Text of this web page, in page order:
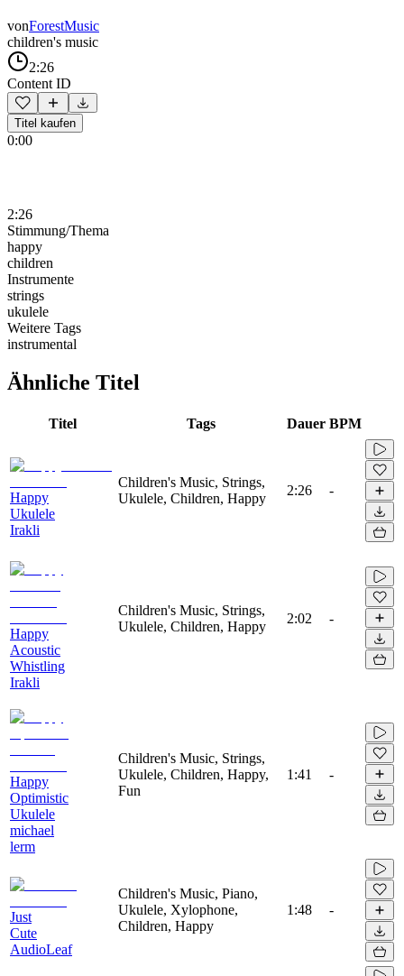
vonForestMusic
children's music
2:26
Content ID
Titel kaufen
0:00
2:26
Stimmung/Thema
happy
children
Instrumente
strings
ukulele
Weitere Tags
instrumental
Ähnliche Titel
Titel Tags Dauer BPM
Happy
Ukulele
Irakli
Children's Music, Strings,
Ukulele, Children, Happy
2:26 -
Happy
Acoustic
Whistling
Irakli
Children's Music, Strings,
Ukulele, Children, Happy
2:02 -
Happy
Optimistic
Ukulele
michael
lerm
Children's Music, Strings,
Ukulele, Children, Happy,
Fun
1:41 -
Just
Cute
AudioLeaf
Children's Music, Piano,
Ukulele, Xylophone,
Children, Happy
1:48 -